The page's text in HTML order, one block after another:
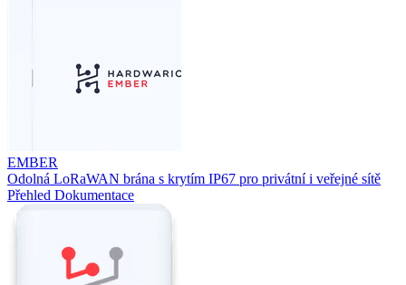
EMBER
Odolná LoRaWAN brána s krytím IP67 pro privátní i veřejné sítě
Přehled Dokumentace